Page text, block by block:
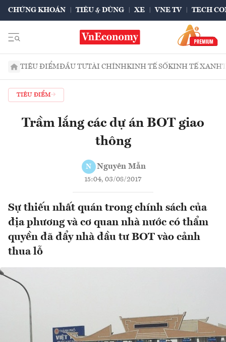
CHỨNG KHOÁN TIÊU & DÙNG XE VNE TV TECH
TIÊU ĐIỂMĐẦU TƯTÀI CHÍNHKINH TẾ SỐKINH TẾ XANH
TIÊU ĐIỂM
Trầm lắng các dự án BOT giao
thông
N Nguyên Mẫn
15:04, 03/08/2017
Sự thiếu nhất quán trong chính sách của
địa phương và cơ quan nhà nước có thẩm
quyền đã đẩy nhà đầu tư BOT vào cảnh
thua lỗ